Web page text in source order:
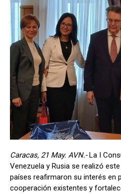
Caracas, 21 May. AVN.-La I
Venezuela y Rusia se realizó
países reafirmaron su interés en
cooperación existentes y